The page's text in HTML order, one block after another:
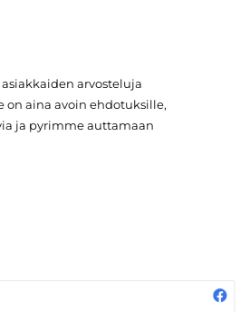
arvosteluja
on aina avoin ehdotuksille,
ja pyrimme auttamaan